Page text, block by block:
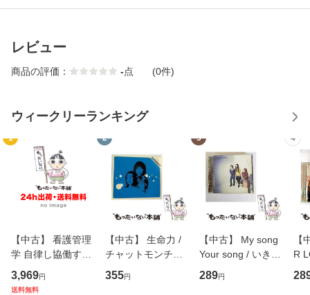
レビュー
商品の評価： -点 (0件)
ウィークリーランキング
1
【中古】 看護管理
学 自律し協働する
専門職の看護マネ
ジメントスキル 改
3,969円
送料無料
2
【中古】 生命力 /
チャットモンチー /
キューンレコード
[CD]【メール便送
355円
3
【中古】 My song
Your song / いきも
のがかり / [CD]
【メール便送料無
289円
4
【
R
産